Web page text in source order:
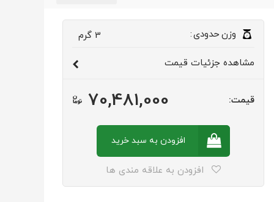
وزنحدودی:
3 گرم
مشاهده جزئیات قیمت
قیمت: 70,481,000
افزودن به سبدخرید
افزودن به علاقه مندی ها